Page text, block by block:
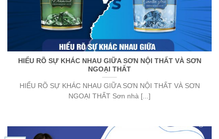
HIỂU RÕ SỰ KHÁC NHAU GIỮA SƠN NỘI THẤT VÀ SƠN
NGOẠI THẤT
HIỂU RÕ SỰ KHÁC NHAU GIỮA SƠN NỘI THẤT VÀ SƠN
NGOẠI THẤT Sơn nhà [...]